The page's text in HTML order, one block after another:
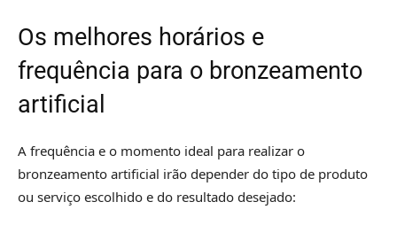
Os melhores horários e
frequência para o bronzeamento
artificial
A frequência e o momento ideal para realizar o
bronzeamento artificial irão depender do tipo de produto
ou serviço escolhido e do resultado desejado: